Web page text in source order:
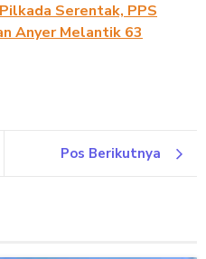
Serentak, PPS
Anyer Melantik 63
Pos Berikutnya